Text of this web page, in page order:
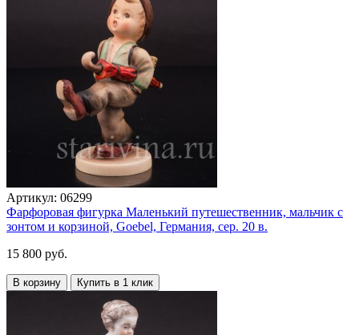
Артикул: 06299
Фарфоровая фигурка Маленький путешественник, мальчик с
зонтом и корзиной, Goebel, Германия, сер. 20 в.
15 800 руб.
В корзину Купить в 1 клик